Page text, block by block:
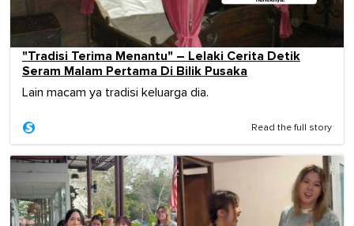
"Tradisi Terima Menantu" – Lelaki Cerita Detik
Seram Malam Pertama Di Bilik Pusaka
Lain macam ya tradisi keluarga dia.
Read the full story